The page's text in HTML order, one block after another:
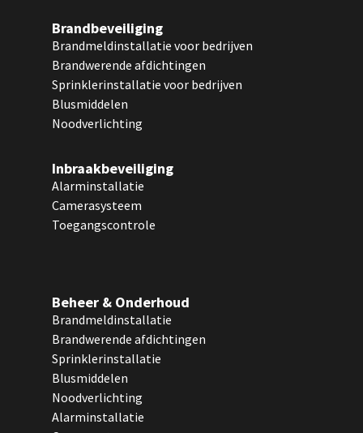
Brandbeveiliging
Brandmeldinstallatie voor bedrijven
Brandwerende afdichtingen
Sprinklerinstallatie voor bedrijven
Blusmiddelen
Noodverlichting
Inbraakbeveiliging
Alarminstallatie
Camerasysteem
Toegangscontrole
Beheer & Onderhoud
Brandmeldinstallatie
Brandwerende afdichtingen
Sprinklerinstallatie
Blusmiddelen
Noodverlichting
Alarminstallatie